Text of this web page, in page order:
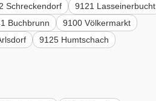
Schreckendorf
9121 Lasseinerbucht
Buchbrunn
9100 Völkermarkt
9125 Humtschach